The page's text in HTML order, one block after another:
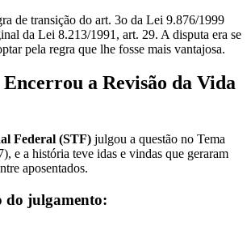
de transição do art. 3o da Lei 9.876/1999
da Lei 8.213/1991, art. 29. A disputa era se
pela regra que lhe fosse mais vantajosa.
Encerrou a Revisão da Vida
Federal (STF) julgou a questão no Tema
e a história teve idas e vindas que geraram
aposentados.
do julgamento: